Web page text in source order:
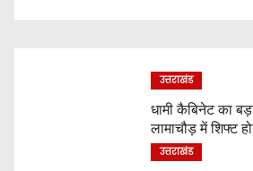
उत्तराखंड
धामी कैबिनेट का
लामाचौड़ में शिफ्ट
अन्य महत्वपूर्ण फैसले
उत्तराखंड